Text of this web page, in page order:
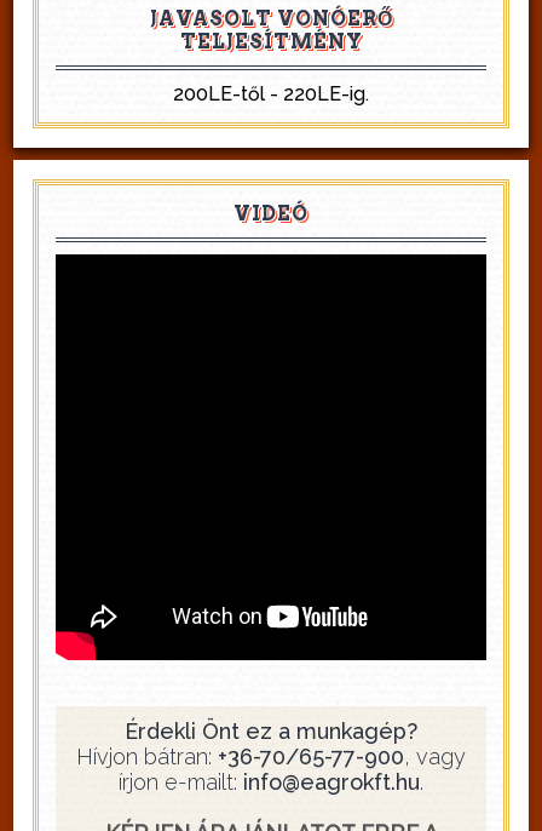
JAVASOLT VONÓERŐ
TELJESÍTMÉNY
200LE-től - 220LE-ig.
VIDEÓ
Érdekli Önt ez a munkagép?
Hívjon bátran: +36-70/65-77-900, vagy
írjon e-mailt: info@eagrokft.hu.